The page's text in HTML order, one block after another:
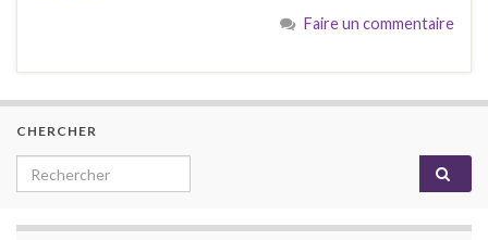
Faire un commentaire
CHERCHER
Search for: